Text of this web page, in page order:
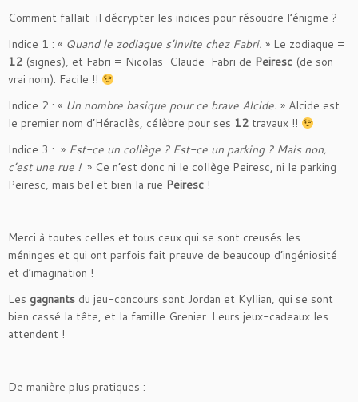
Comment fallait-il décrypter les indices pour résoudre l’énigme ?
Indice 1 : « Quand le zodiaque s’invite chez Fabri. » Le zodiaque =
12 (signes), et Fabri = Nicolas-Claude Fabri de Peiresc (de son
vrai nom). Facile !!
Indice 2 : « Un nombre basique pour ce brave Alcide. » Alcide est
le premier nom d’Héraclès, célèbre pour ses 12 travaux !!
Indice 3 : » Est-ce un collège ? Est-ce un parking ? Mais non,
c’est une rue ! » Ce n’est donc ni le collège Peiresc, ni le parking
Peiresc, mais bel et bien la rue Peiresc !
Merci à toutes celles et tous ceux qui se sont creusés les
méninges et qui ont parfois fait preuve de beaucoup d’ingéniosité
et d’imagination !
Les gagnants du jeu-concours sont Jordan et Kyllian, qui se sont
bien cassé la tête, et la famille Grenier. Leurs jeux-cadeaux les
attendent !
De manière plus pratiques :